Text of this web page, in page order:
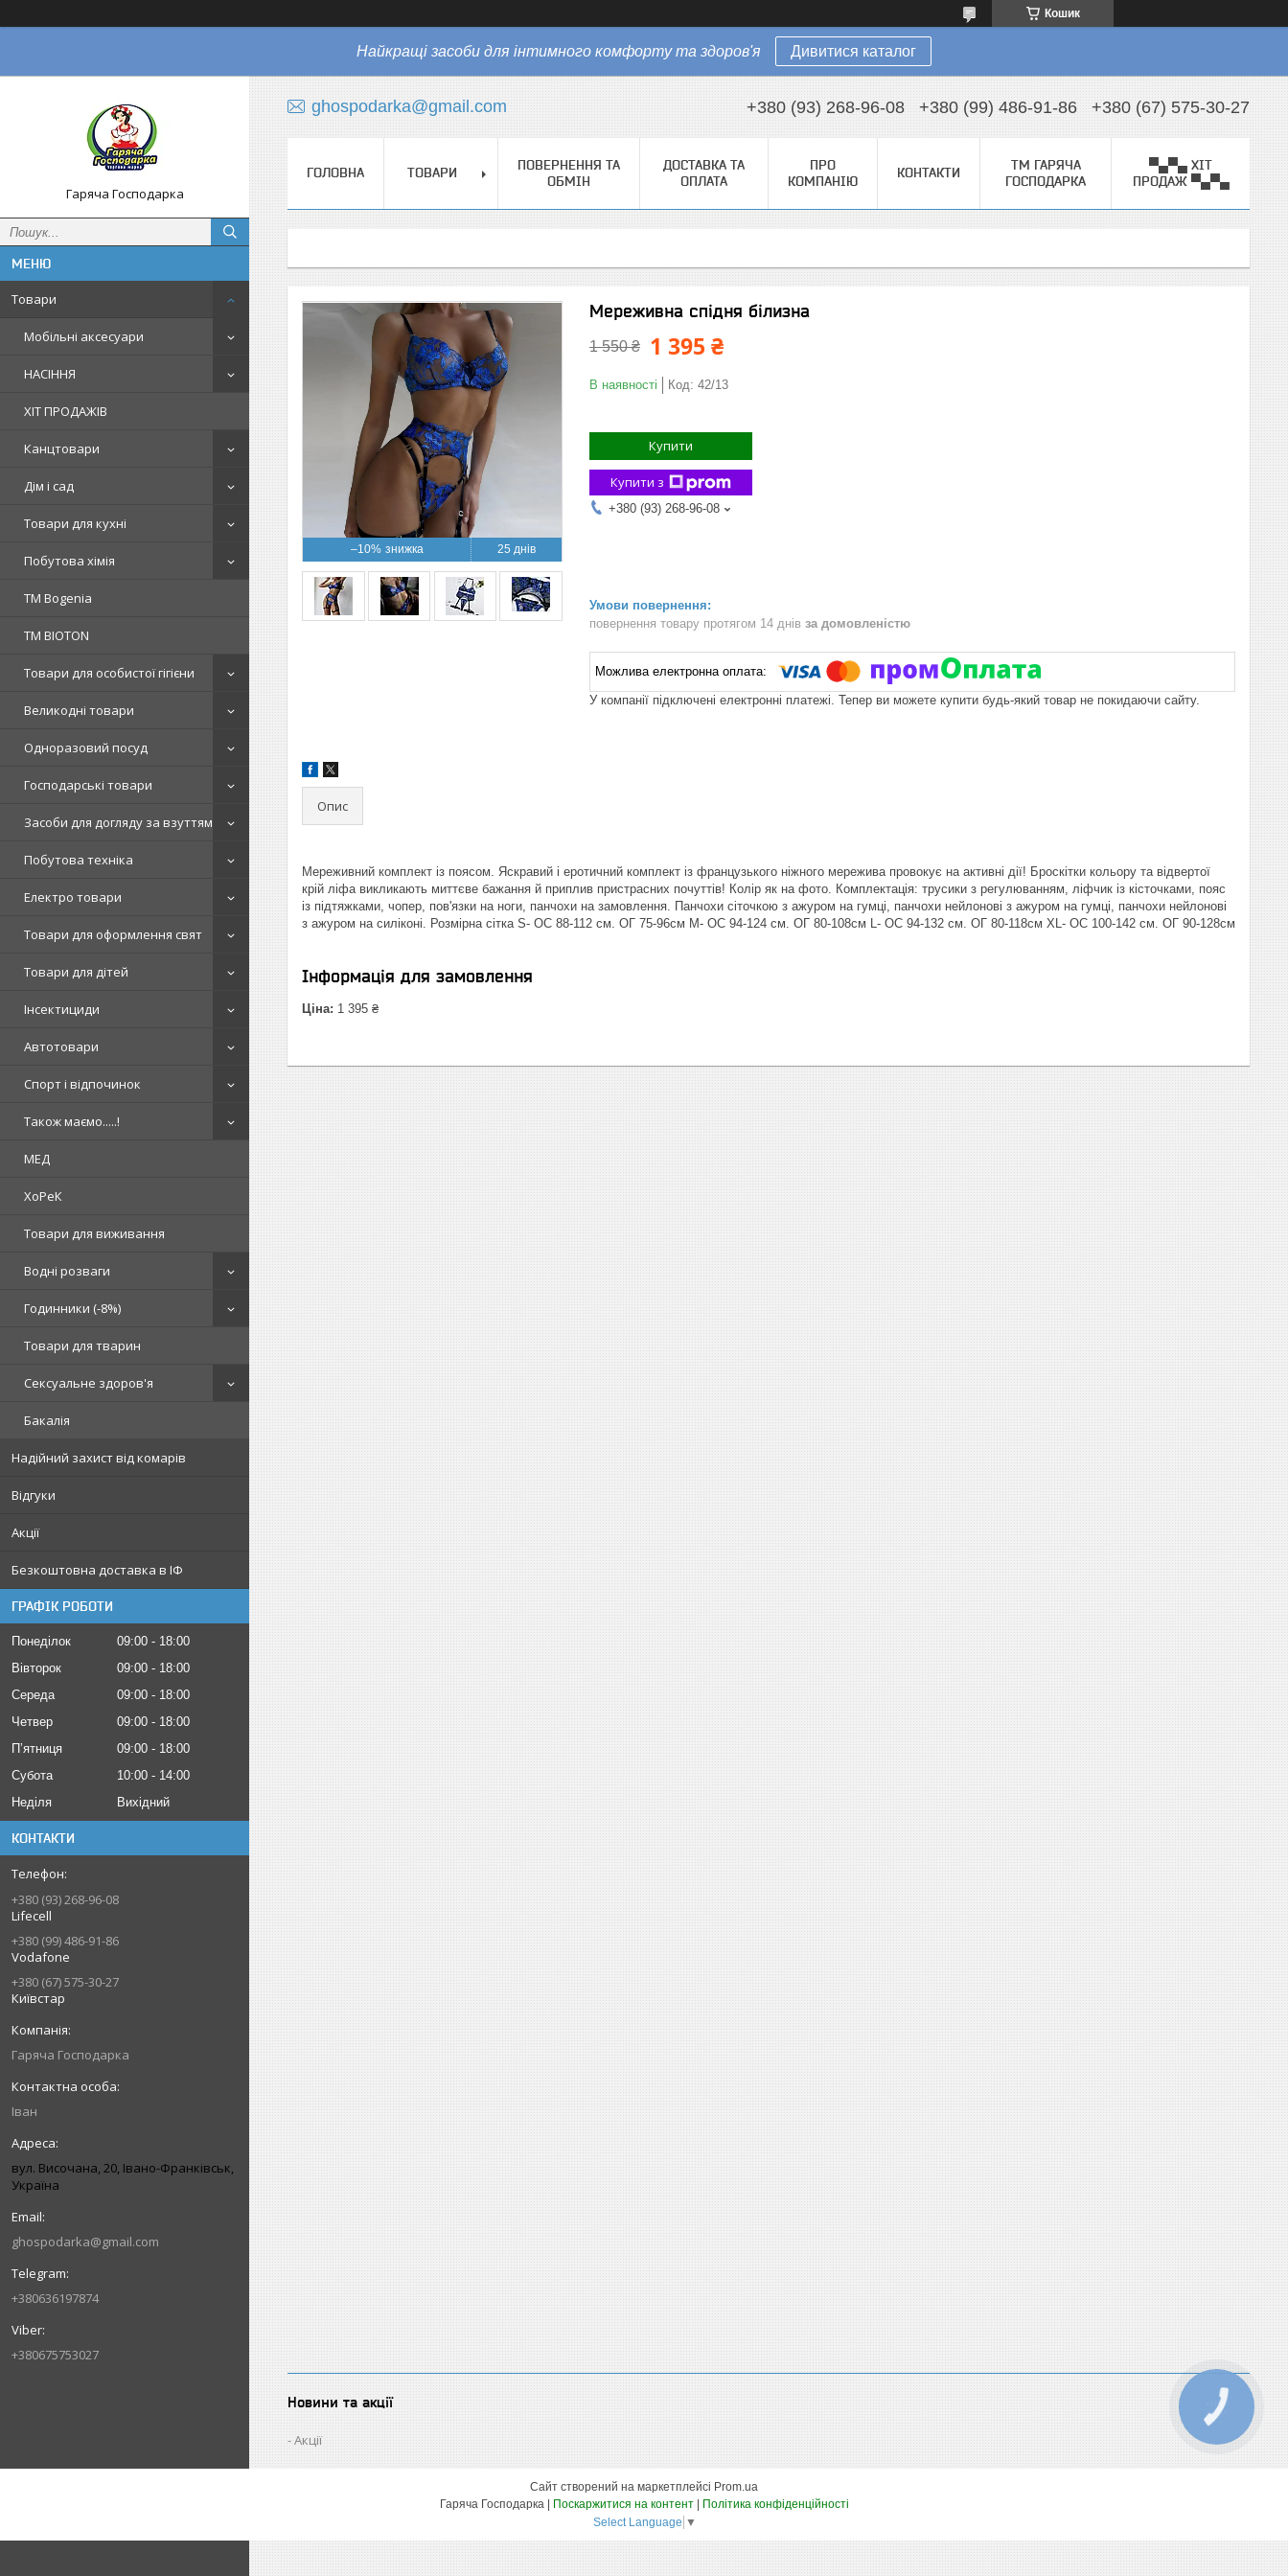
Кошик
Найкращі засоби для інтимного комфорту та здоров'я Дивитися каталог
Гаряча Господарка
Товари
Мобільні аксесуари
НАСІННЯ
ХІТ ПРОДАЖІВ
Канцтовари
Дім і сад
Товари для кухні
Побутова хімія
ТМ Bogenia
ТМ BIOTON
Товари для особистої гігієни
Великодні товари
Одноразовий посуд
Господарські товари
Засоби для догляду за взуттям
Побутова техніка
Електро товари
Товари для оформлення свят
Товари для дітей
Інсектициди
Автотовари
Спорт і відпочинок
Також маємо.....!
МЕД
ХоРеК
Товари для виживання
Водні розваги
Годинники (-8%)
Товари для тварин
Сексуальне здоров'я
Бакалія
Надійний захист від комарів
Відгуки
Акції
Безкоштовна доставка в ІФ
ГРАФІК РОБОТИ
Понеділок 09:00
18:00
Вівторок
09:00
18:00
Середа
09:00
18:00
Четвер
09:00
18:00
Пʼятниця
09:00
18:00
Субота
10:00
14:00
Неділя
Вихідний
КОНТАКТИ
+380 (93) 268-96-08
Lifecell
+380 (99) 486-91-86
Vodafone
+380 (67) 575-30-27
Київстар
Гаряча Господарка
Іван
вул. Височана, 20, Івано-Франківськ,
Україна
ghospodarka@gmail.com
+380636197874
+380675753027
ghospodarka@gmail.com +380 (93) 268-96-08 +380 (99) 486-91-86 +380 (67) 575-30-27
ГОЛОВНА ТОВАРИ
ПОВЕРНЕННЯ ТА
ОБМІН
ДОСТАВКА ТА
ОПЛАТА
ПРО
КОМПАНІЮ
КОНТАКТИ
ТМ ГАРЯЧА
ГОСПОДАРКА
▀▄▀▄ ХІТ
ПРОДАЖ ▀▄▀▄
–10% 25 днів
Мереживна спідня білизна
1 550 ₴ 1 395 ₴
В наявності Код: 42/13
Купити
Купити з
+380 (93) 268-96-08
повернення товару протягом 14 днів за домовленістю
У компанії підключені електронні платежі. Тепер ви можете купити будь-який товар не покидаючи сайту.
Опис
Мереживний комплект із поясом. Яскравий і еротичний комплект із французького ніжного мережива провокує на активні дії! Броскітки кольору та відвертої
крій ліфа викликають миттєве бажання й приплив пристрасних почуттів! Колір як на фото. Комплектація: трусики з регулюванням, ліфчик із кісточками, пояс
із підтяжками, чопер, пов'язки на ноги, панчохи на замовлення. Панчохи сіточкою з ажуром на гумці, панчохи нейлонові з ажуром на гумці, панчохи нейлонові
з ажуром на силіконі. Розмірна сітка S- ОС 88-112 см. ОГ 75-96см M- ОС 94-124 см. ОГ 80-108см L- ОС 94-132 см. ОГ 80-118см ХL- ОС 100-142 см. ОГ 90-128см
Інформація для замовлення
Ціна: 1 395 ₴
Новини та акції
Акції
Сайт створений на маркетплейсі Prom.ua
Поскаржитися на контент
Політика конфіденційності
Select Language ▼
КНОПКА
ЗВ'ЯЗКУ